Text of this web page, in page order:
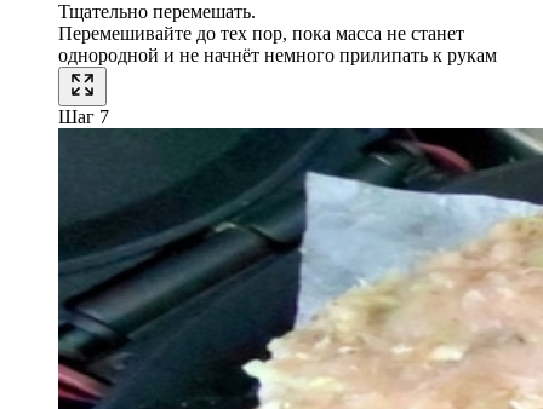
Тщательно перемешать.
Перемешивайте до тех пор, пока масса не станет
однородной и не начнёт немного прилипать к рукам
Шаг 7